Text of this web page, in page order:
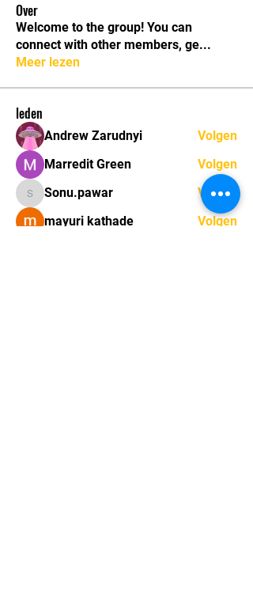
Over
Welcome to the group! You can
connect with other members, ge...
Meer lezen
leden
Andrew Zarudnyi
Volgen
Marredit Green
Volgen
Sonu.pawar
Sonu.pawar
Volgen
mayuri kathade
Volgen